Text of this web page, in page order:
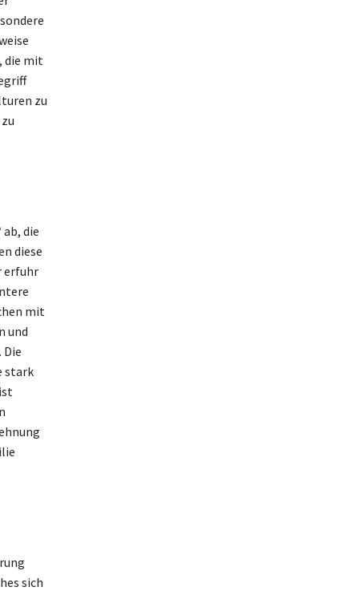
die mit
zu
die
diese
erfuhr
mit
und
stark
sich